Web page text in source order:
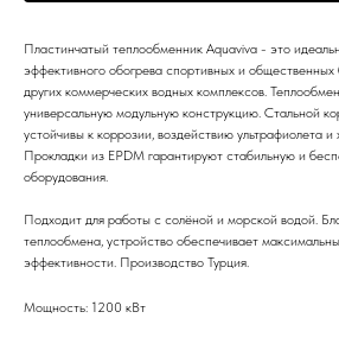
Пластинчатый теплообменник Aquaviva - это
эффективного обогрева спортивных и общественных
других коммерческих водных комплексов.
универсальную модульную конструкцию. Стальной
устойчивы к коррозии, воздействию ультрафиолета и
Прокладки из EPDM гарантируют стабильную и
оборудования.
Подходит для работы с солёной и морской водой.
теплообмена, устройство обеспечивает
эффективности. Производство Турция.
Мощность: 1200 кВт